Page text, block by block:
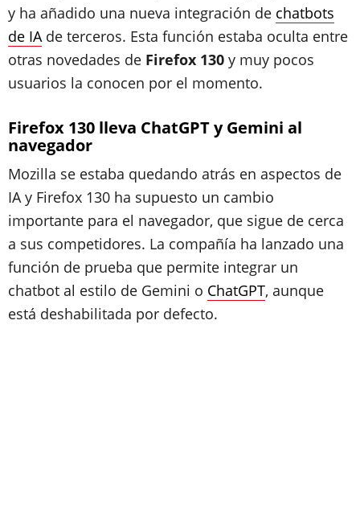
y ha añadido una nueva integración de chatbots
de IAde terceros. Esta función estaba oculta entre
otras novedades de Firefox 130 y muy pocos
usuarios la conocen por el momento.
Firefox 130 lleva ChatGPT y Gemini al
navegador
Mozilla se estaba quedando atrás en aspectos de
IA y Firefox 130 ha supuesto un cambio
importante para el navegador, que sigue de cerca
a sus competidores. La compañía ha lanzado una
función de prueba que permite integrar un
chatbot al estilo de Gemini o ChatGPT, aunque
está deshabilitada por defecto.